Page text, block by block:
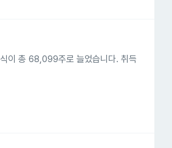
이 총 68,099주로 늘었습니다. 취득